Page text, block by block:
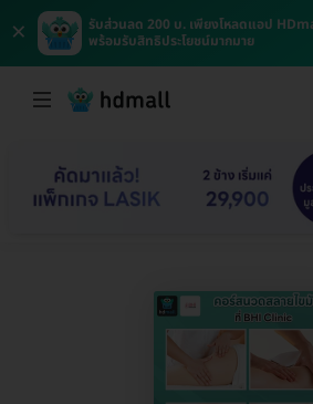
×
รับส่วนลด 200 บ. เพียงโหลดแอป
พร้อมรับสิทธิประโยชน์มากมาย